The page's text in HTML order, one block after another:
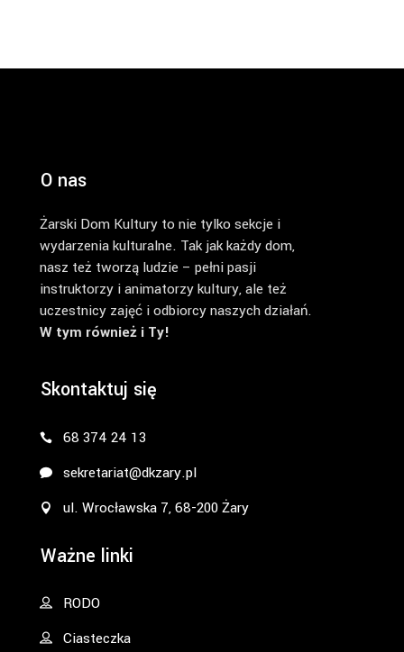
O nas
Żarski Dom Kultury to nie tylko sekcje i
wydarzenia kulturalne. Tak jak każdy dom,
nasz też tworzą ludzie – pełni pasji
instruktorzy i animatorzy kultury, ale też
uczestnicy zajęć i odbiorcy naszych działań.
W tym również i Ty!
Skontaktuj się
68 374 24 13
sekretariat@dkzary.pl
ul. Wrocławska 7, 68-200 Żary
Ważne linki
RODO
Ciasteczka